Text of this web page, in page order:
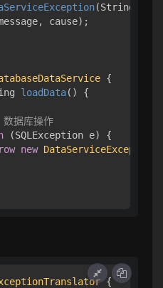
(String
cause);
{
loadData()
{
据库操作
(SQLException e) {
new DataServiceException
{